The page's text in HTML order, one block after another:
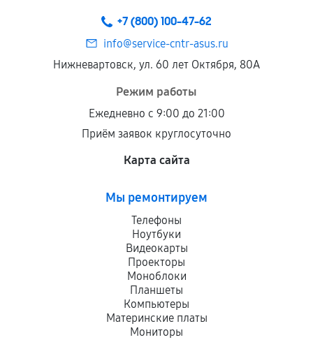
+7 (800) 100-47-62
info@service-cntr-asus.ru
Нижневартовск, ул. 60 лет Октября, 80А
Режим работы
Ежедневно с 9:00 до 21:00
Приём заявок круглосуточно
Карта сайта
Мы ремонтируем
Телефоны
Ноутбуки
Видеокарты
Проекторы
Моноблоки
Планшеты
Компьютеры
Материнские платы
Мониторы